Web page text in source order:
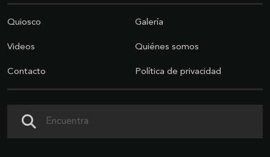
Quiosco Galería
Videos Quiénes somos
Contacto Política de privacidad